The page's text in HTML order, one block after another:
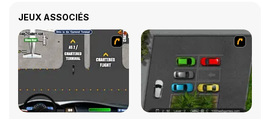
JEUX ASSOCIÉS